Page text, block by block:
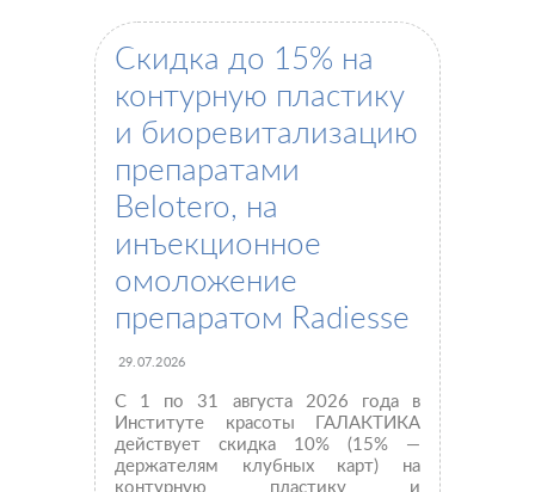
Пластические операции
Пластические хирурги
Анализы перед операцией
До и после пластической операции
Внести предоплату
Отделение пластической хирургии
Процедуры Врачи-косметологи
Пациентам косметологии Оборудование
До и после косметологии
Цены Налоговый вычет Акции
Скидка до 15% на
контурную пластику
и биоревитализацию
препаратами
Belotero, на
инъекционное
омоложение
препаратом Radiesse
29.07.2026
С 1 по 31 августа 2026 года в
Институте красоты ГАЛАКТИКА
действует скидка 10% (15% —
держателям клубных карт) на
контурную пластику и